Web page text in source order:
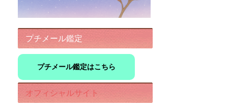
プチメール鑑定
プチメール鑑定はこちら
オフィシャルサイト